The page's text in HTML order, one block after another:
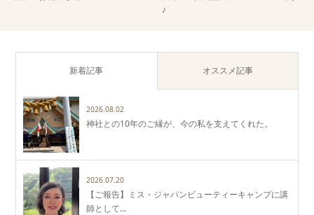
♪
新着記事 オススメ記事
2026.08.02
神社との10年のご縁が、今の私を支えてくれた。
2026.07.20
【ご報告】ミス・ジャパンビューティーキャンプに講
師として…